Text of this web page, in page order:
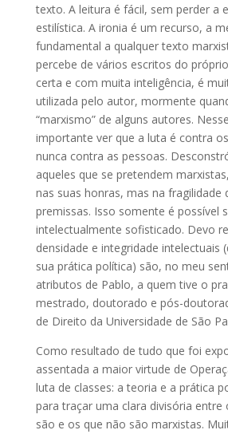
texto. A leitura é fácil, sem perder a
estilística. A ironia é um recurso, a
fundamental a qualquer texto
percebe de vários escritos do
certa e com muita inteligência, é
utilizada pelo autor, mormente
“marxismo” de alguns autores.
importante ver que a luta é contra
nunca contra as pessoas.
aqueles que se pretendem
nas suas honras, mas na fragilidade
premissas. Isso somente é possível
intelectualmente sofisticado. Devo
densidade e integridade intelectuais
sua prática política) são, no meu
atributos de Pablo, a quem tive o
mestrado, doutorado e pós-
de Direito da Universidade de São
Como resultado de tudo que foi
assentada a maior virtude de
luta de classes: a teoria e a prática
para traçar uma clara divisória entre
são e os que não são marxistas.